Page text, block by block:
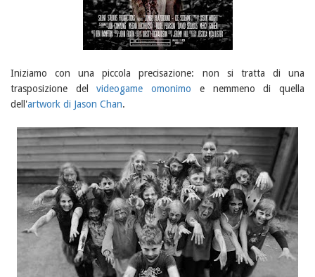
Iniziamo con una piccola precisazione: non si tratta di una
trasposizione delvideogame omonimo e nemmeno di quella
dell'artwork di Jason Chan.